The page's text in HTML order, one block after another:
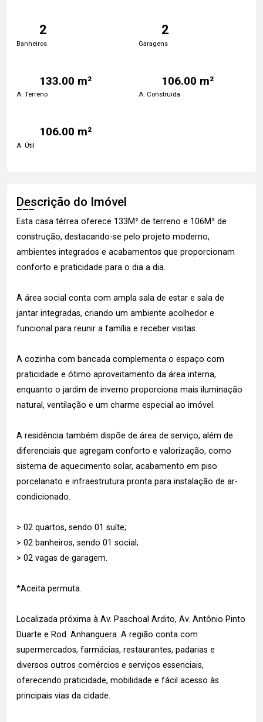
2
Banheiros
2
Garagens
133.00 m²
A. Terreno
106.00 m²
A. Construída
106.00 m²
A. Útil
Descrição do Imóvel
Esta casa térrea oferece 133M² de terreno e 106M² de
construção, destacando-se pelo projeto moderno,
ambientes integrados e acabamentos que proporcionam
conforto e praticidade para o dia a dia.
A área social conta com ampla sala de estar e sala de
jantar integradas, criando um ambiente acolhedor e
funcional para reunir a família e receber visitas.
A cozinha com bancada complementa o espaço com
praticidade e ótimo aproveitamento da área interna,
enquanto o jardim de inverno proporciona mais iluminação
natural, ventilação e um charme especial ao imóvel.
A residência também dispõe de área de serviço, além de
diferenciais que agregam conforto e valorização, como
sistema de aquecimento solar, acabamento em piso
porcelanato e infraestrutura pronta para instalação de ar-
condicionado.
> 02 quartos, sendo 01 suíte;
> 02 banheiros, sendo 01 social;
> 02 vagas de garagem.
*Aceita permuta.
Localizada próxima à Av. Paschoal Ardito, Av. Antônio Pinto
Duarte e Rod. Anhanguera. A região conta com
supermercados, farmácias, restaurantes, padarias e
diversos outros comércios e serviços essenciais,
oferecendo praticidade, mobilidade e fácil acesso às
principais vias da cidade.